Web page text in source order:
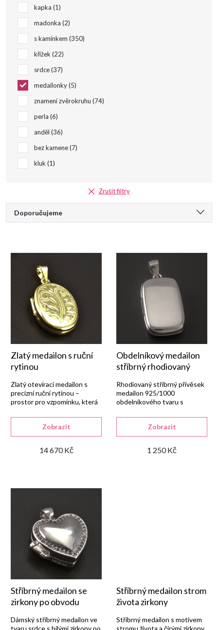
kapka 1
madonka 2
s kamínkem 350
křížek 22
srdce 37
medailonky 5
znamení zvěrokruhu 74
perla 6
anděl 36
bez kamene 7
kluk 1
Zrušit filtry
Ř
p
r
o
d
k
Doporučujeme
Nejdražší
Nejprodávanější
Abecedně
Zlatý medailon s ruční
rytinou
14 670 Kč
Zobrazit
Zlatý otevírací medailon s
precizní ruční rytinou –
prostor pro vzpomínku, která
Obdelníkový medailon
stříbrný rhodiovaný
1 250 Kč
Zobrazit
Rhodiovaný stříbrný přívěsek
medailon 925/1000
obdelníkového tvaru s
Stříbrný medailon se
zirkony po obvodu
Dámský stříbrný medailon ve
tvaru srdce s bílými zirkony po
Stříbrný medailon strom
života zirkony
Stříbrný medailon s motivem
stromu života a čirými zirkony